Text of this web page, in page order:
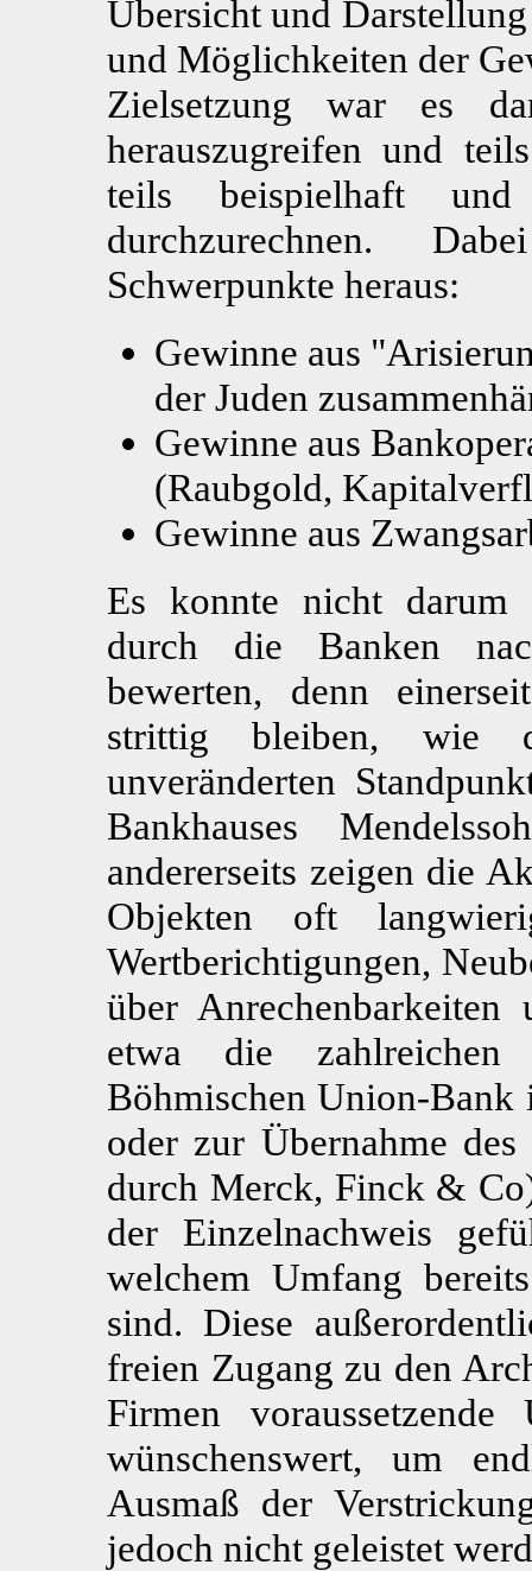
Übersicht und
und Möglichkeiten der
Zielsetzung war es
herauszugreifen und
teils beispielhaft
durchzurechnen.
Schwerpunkte heraus:
Gewinne aus
der Juden
Gewinne aus
(Raubgold,
Gewinne aus
Es konnte nicht darum
durch die Banken
bewerten, denn
strittig bleiben, wie
unveränderten
Bankhauses
andererseits zeigen die
Objekten oft
Wertberichtigungen,
über
etwa die
Böhmischen Union-Bank
oder zur Übernahme
durch Merck, Finck &
der Einzelnachweis
welchem Umfang
sind. Diese
freien Zugang zu den
Firmen
wünschenswert, um
Ausmaß der
jedoch nicht geleistet